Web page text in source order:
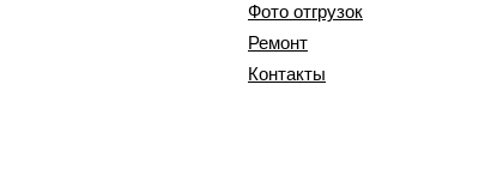
Фото отгрузок
Ремонт
Контакты